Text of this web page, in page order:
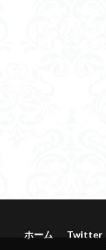
ホーム Twitter